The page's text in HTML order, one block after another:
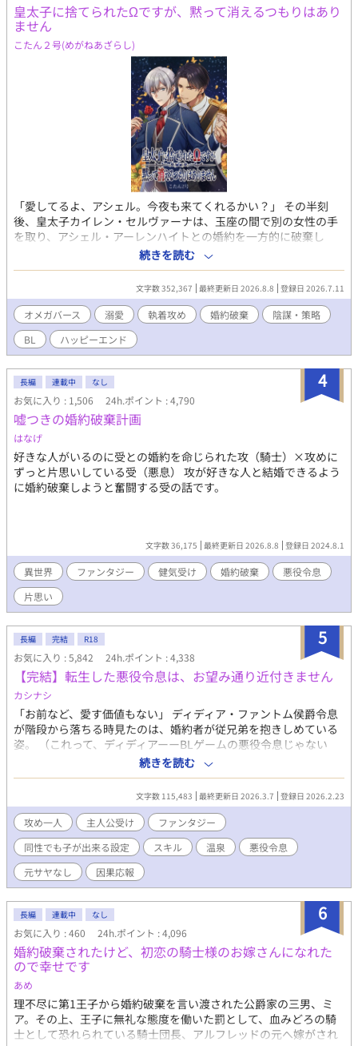
皇太子に捨てられたΩですが、黙って消えるつもりはあり
ません
こたん２号(めがねあざらし)
「愛してるよ、アシェル。今夜も来てくれるかい？」 その半刻
後、皇太子カイレン・セルヴァーナは、玉座の間で別の女性の手
を取り、アシェル・アーレンハイトとの婚約を一方的に破棄し
た。 その変わりようは、あまりにも不自然だった。 その違和感を
追った先で、アシェルは誰も予想しなかった事件へと足を踏み入
れていく──。 ※年齢区分が間違っていたのでR18に変更しまし
た。
続きを読む
文字数 352,367 最終更新日 2026.8.8 登録日 2026.7.11
オメガバース 溺愛 執着攻め 婚約破棄
陰謀・策略
BL
ハッピーエンド
4
長編 連載中 なし
お気に入り : 1,506 24h.ポイント : 4,790
嘘つきの婚約破棄計画
はなげ
好きな人がいるのに受との婚約を命じられた攻（騎士）×攻めに
ずっと片思いしている受（悪息） 攻が好きな人と結婚できるよう
に婚約破棄しようと奮闘する受の話です。
文字数 36,175 最終更新日 2026.8.8 登録日 2024.8.1
異世界 ファンタジー 健気受け 婚約破棄
悪役令息
片思い
5
長編 完結 R18
お気に入り : 5,842 24h.ポイント : 4,338
【完結】転生した悪役令息は、お望み通り近付きません
カシナシ
「お前など、愛す価値もない」 ディディア・ファントム侯爵令息
が階段から落ちる時見たのは、婚約者が従兄弟を抱きしめている
姿。 （これって、ディディアーーBLゲームの悪役令息じゃない
か！） 妹の笑顔を見るためにやりこんでいたBLゲーム。引くほど
レベルを上げた主人公のスキルが、なぜかディディアに転生して
そのまま引き継いでいる。 スキルなしとして家族に『失敗作』と
蔑まれていたのは、そのスキルのレベルが高すぎたかららしい。
スキルと自分を取り戻したディディアは、婚約者を追いかけまわ
すのを辞め、自立に向けて淡々と準備をする。 もちろん元婚約者
と従兄弟には近付かないので、絡んでこないでいただけます？ 十
万文字程度。 3/7 完結しました！ ※主人公：マイペース美人受け
※女性向けHOTランキング1位、ありがとうございました。完結ま
た！あああありがとうございます……！｡ﾟ(ﾟ´Д`ﾟ)ﾟ｡ たくさんの
閲覧、イイね、エール、感想は、作者の血肉になります……！(o
´ω`o)ありがとうございます！(●′ω`人′ω`●)
続きを読む
文字数 115,483 最終更新日 2026.3.7 登録日 2026.2.23
攻め一人 主人公受け
ファンタジー
同性でも子が出来る設定
スキル 温泉
悪役令息
元サヤなし
因果応報
6
長編 連載中 なし
お気に入り : 460 24h.ポイント : 4,096
婚約破棄されたけど、初恋の騎士様のお嫁さんになれた
ので幸せです
あめ
理不尽に第1王子から婚約破棄を言い渡された公爵家の三男、ミ
ア。その上、王子に無礼な態度を働いた罰として、血みどろの騎
士として恐れられている騎士団長、アルフレッドの元へ嫁がされ